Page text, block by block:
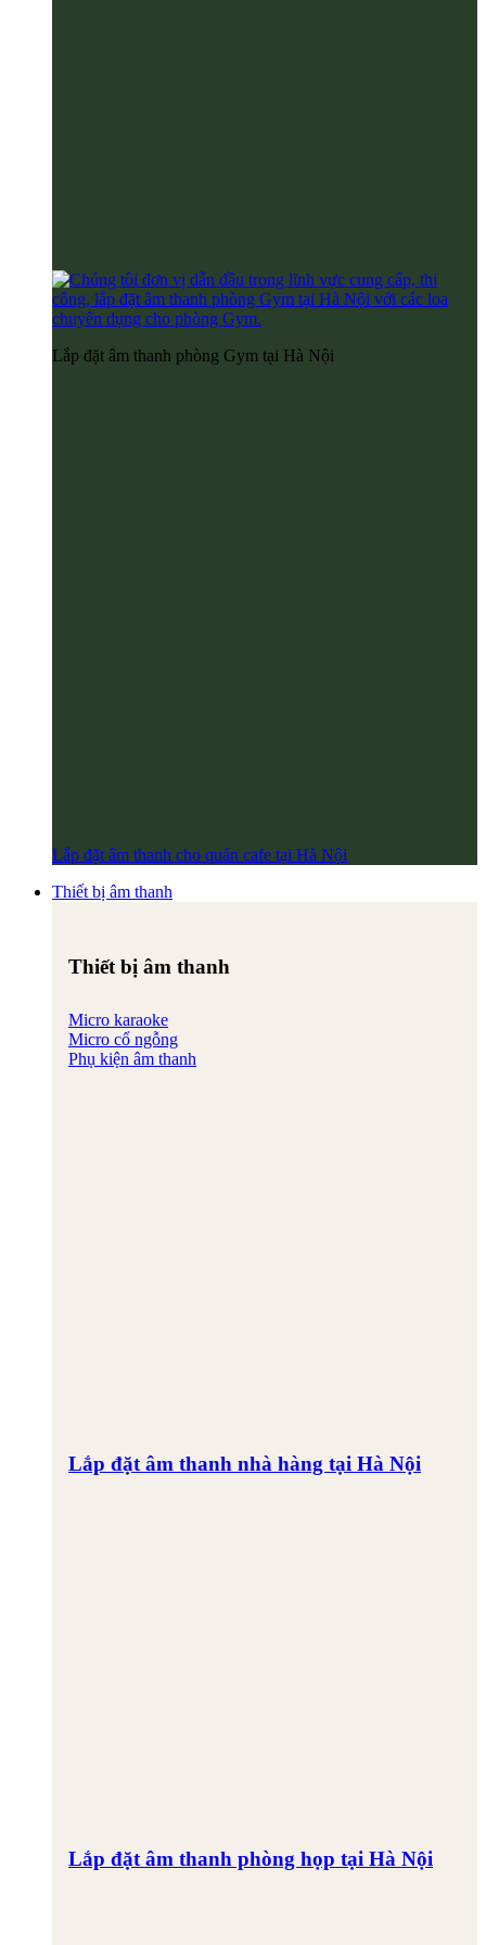
Lắp đặt âm thanh phòng Gym tại Hà Nội
Lắp đặt âm thanh cho quán cafe tại Hà Nội
Thiết bị âm thanh
Thiết bị âm thanh
Micro karaoke
Micro cổ ngỗng
Phụ kiện âm thanh
Lắp đặt âm thanh nhà hàng tại Hà Nội
Lắp đặt âm thanh phòng họp tại Hà Nội